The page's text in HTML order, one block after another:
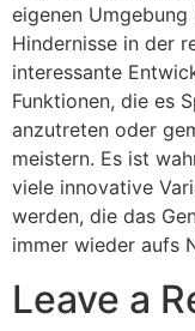
eigenen
Hindernisse in der
interessante
Funktionen, die es
anzutreten oder
meistern. Es ist
viele innovative
werden, die das
immer wieder aufs
Leave a